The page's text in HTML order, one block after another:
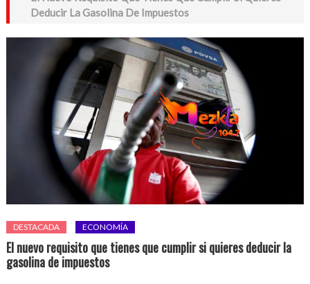
Deducir La Gasolina De Impuestos
DESTACADA ECONOMÍA
El nuevo requisito que tienes que cumplir si quieres deducir la
gasolina de impuestos